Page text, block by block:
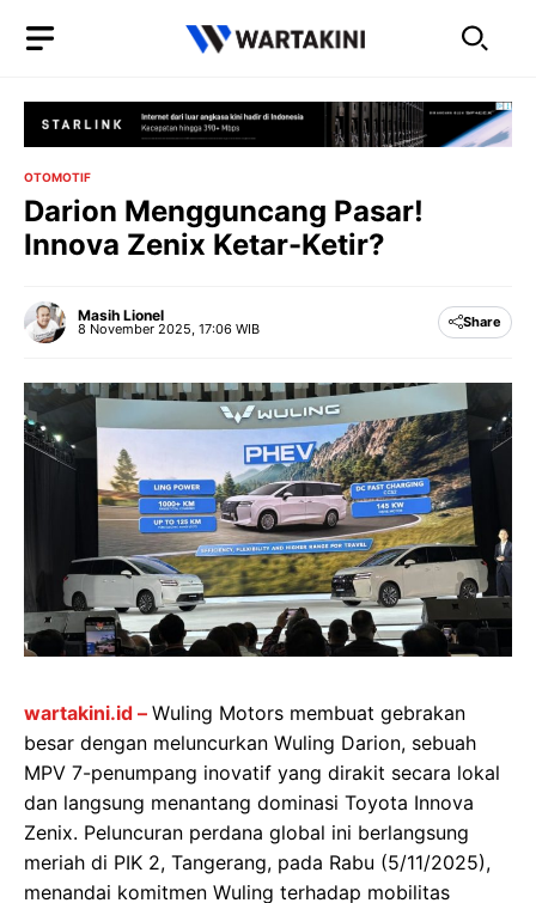
OTOMOTIF
Darion Mengguncang Pasar!
Innova Zenix Ketar-Ketir?
Masih Lionel
8 November 2025, 17:06 WIB Share
wartakini.id – Wuling Motors membuat gebrakan
besar dengan meluncurkan Wuling Darion, sebuah
MPV 7-penumpang inovatif yang dirakit secara lokal
dan langsung menantang dominasi Toyota Innova
Zenix. Peluncuran perdana global ini berlangsung
meriah di PIK 2, Tangerang, pada Rabu (5/11/2025),
menandai komitmen Wuling terhadap mobilitas